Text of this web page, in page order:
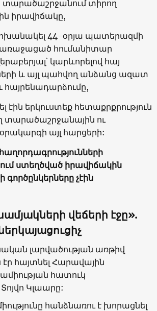
տարածաշրջանում տիրող
իրավիճակը,
44-օրյա պատերազմի
հումանիտար
կարևորելով հայ
և այլ պահվող անձանց ազատ
հայրենադարձումը,
էին երկուստեք հետաքրքրություն
տարածաշրջանային ու
այլ հարցերի:
ստեղծված իրավիճակին
չէին
վեճերի էջը».
լարվածության առթիվ
էր հայտնել Հարավային
հատուկ
Կլաարը:
հանձնառու է խորացնել